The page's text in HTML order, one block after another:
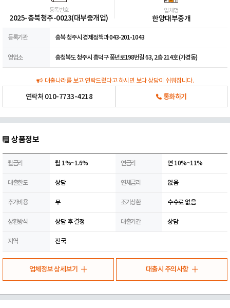
등록번호
2025-충북청주-0023(대부중개업)
업체명
한양대부중개
등록기관 충북 청주시 경제정책과 043-201-1043
영업소 충청북도 청주시 흥덕구 풍년로198번길 63, 2층 214호 (가경동)
대출나라를 보고 연락드렸다고 하시면 보다 상담이 쉬워집니다.
연락처 010-7733-4218 통화하기
상품정보
월금리 월 1%~1.6% 연금리 연 10%~11%
대출한도 상담 연체금리 없음
추가비용 무 조기상환 수수료 없음
상환방식 상담 후 결정 대출기간 상담
지역 전국
업체정보 상세보기 대출시 주의사항